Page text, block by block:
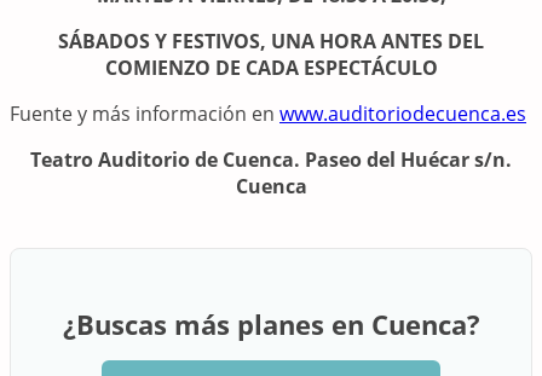
SÁBADOS Y FESTIVOS, UNA HORA ANTES DEL
COMIENZO DE CADA ESPECTÁCULO
Fuente y más información en www.auditoriodecuenca.es
Teatro Auditorio de Cuenca. Paseo del Huécar s/n.
Cuenca
¿Buscas más planes en Cuenca?